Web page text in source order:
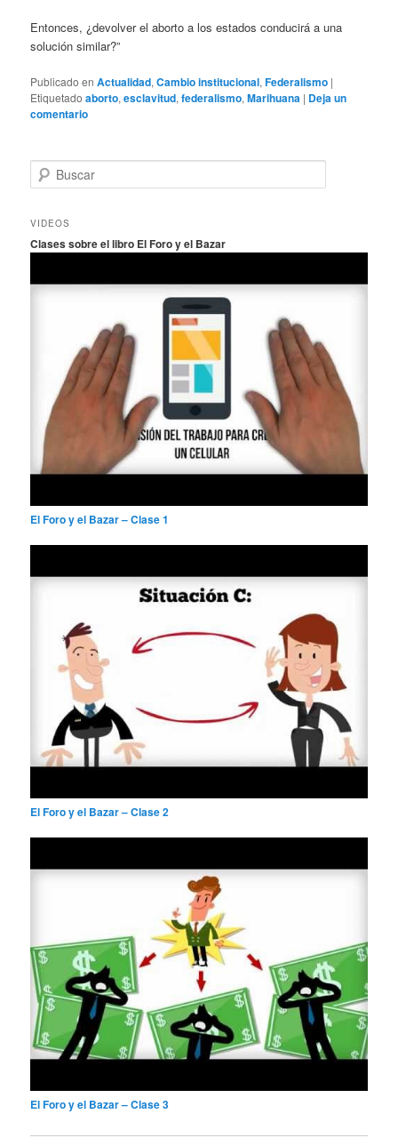
Entonces, ¿devolver el aborto a los estados conducirá a una
solución similar?”
Publicado en Actualidad,Cambio institucional,Federalismo |
Etiquetado aborto,esclavitud,federalismo,Marihuana | Deja un
comentario
u
c
r
VIDEOS
Clases sobre el libro El Foro y el Bazar
El Foro y el Bazar – Clase 1
El Foro y el Bazar – Clase 2
El Foro y el Bazar – Clase 3